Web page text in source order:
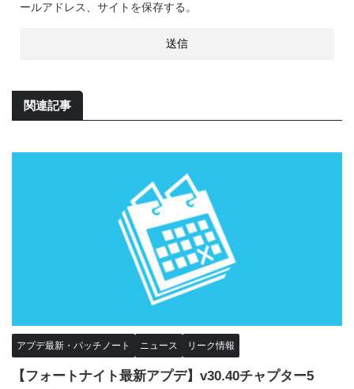
ールアドレス、サイトを保存する。
関連記事
アプデ最新・パッチノート ニュース リーク情報
【フォートナイト最新アプデ】v30.40チャプター5